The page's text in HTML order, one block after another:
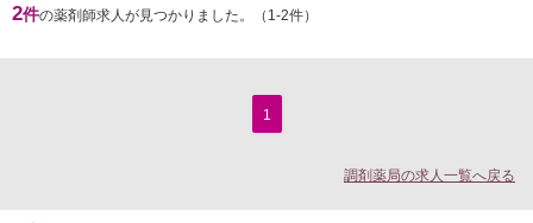
2件の薬剤師求人が見つかりました。（1-2件）
1
調剤薬局の求人一覧へ戻る